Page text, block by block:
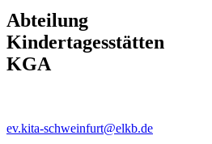
Abteilung
Kindertagesstätten
KGA
ev.kita-schweinfurt@elkb.de